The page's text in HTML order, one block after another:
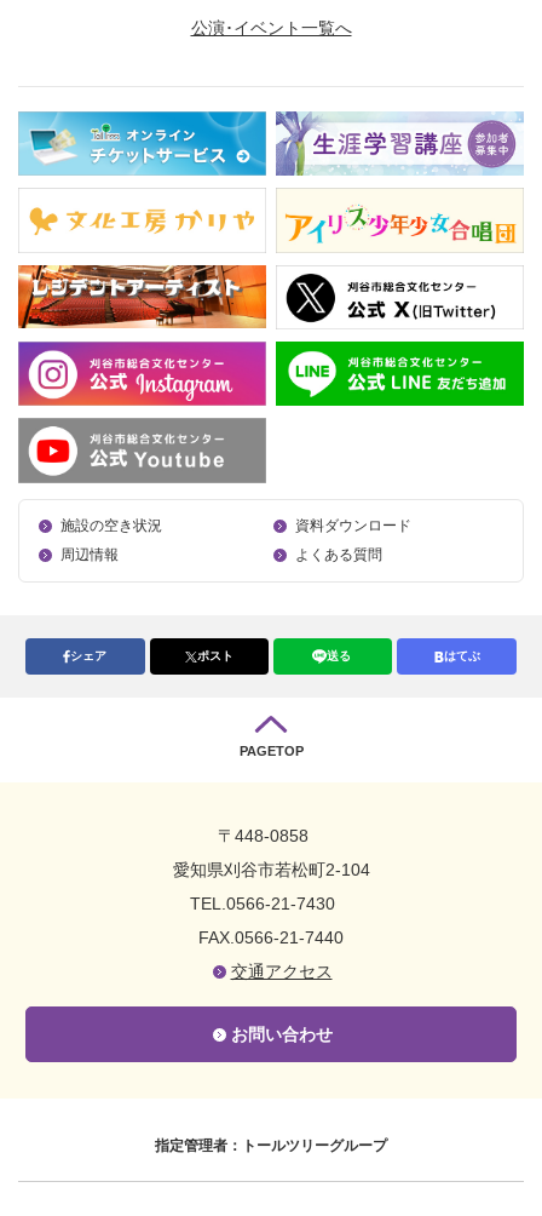
公演･イベント一覧へ
施設の空き状況
資料ダウンロード
周辺情報
よくある質問
シェア ポスト 送る はてぶ
PAGETOP
〒448-0858
愛知県刈谷市若松町2-104
TEL.0566-21-7430
FAX.0566-21-7440
交通アクセス
お問い合わせ
指定管理者：トールツリーグループ